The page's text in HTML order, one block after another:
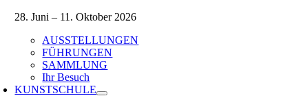
28. Juni – 11. Oktober 2026
AUSSTELLUNGEN
FÜHRUNGEN
SAMMLUNG
Ihr Besuch
KUNSTSCHULE